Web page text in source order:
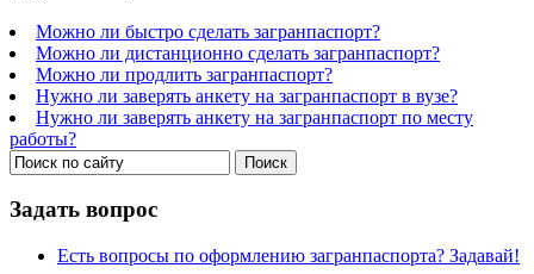
Можно ли быстро сделать загранпаспорт?
Можно ли дистанционно сделать загранпаспорт?
Можно ли продлить загранпаспорт?
Нужно ли заверять анкету на загранпаспорт в вузе?
Нужно ли заверять анкету на загранпаспорт по месту
работы?
Задать вопрос
Есть вопросы по оформлению загранпаспорта? Задавай!